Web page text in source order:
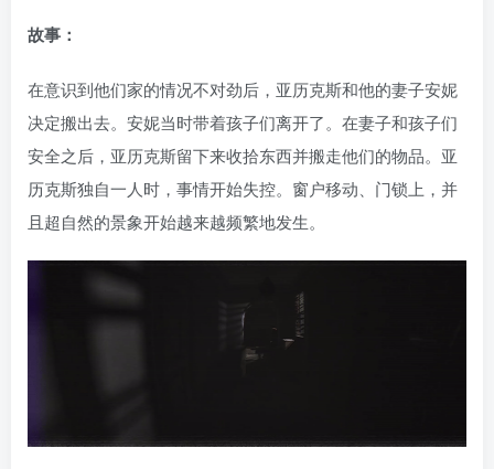
故事：
在意识到他们家的情况不对劲后，亚历克斯和他的妻子安妮
决定搬出去。安妮当时带着孩子们离开了。在妻子和孩子们
安全之后，亚历克斯留下来收拾东西并搬走他们的物品。亚
历克斯独自一人时，事情开始失控。窗户移动、门锁上，并
且超自然的景象开始越来越频繁地发生。